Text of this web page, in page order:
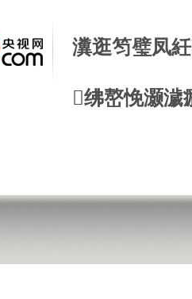
瀵逛笉璧凤
绋嶅悗灏